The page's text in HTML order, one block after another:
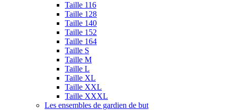
Taille 116
Taille 128
Taille 140
Taille 152
Taille 164
Taille S
Taille M
Taille L
Taille XL
Taille XXL
Taille XXXL
Les ensembles de gardien de but